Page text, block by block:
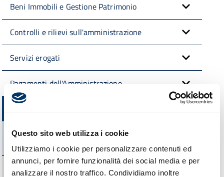
Questo sito web utilizza i cookie
Utilizziamo i cookie per personalizzare contenuti ed
annunci, per fornire funzionalità dei social media e per
analizzare il nostro traffico. Condividiamo inoltre
Beni Immobili e Gestione Patrimonio
Controlli e rilievi sull'amministrazione
Servizi erogati
Pagamenti dell'Amministrazione
Opere pubbliche
Nuclei di valutazione e verifica degli investimenti
pubblici
Atti di programmazione delle opere pubbliche